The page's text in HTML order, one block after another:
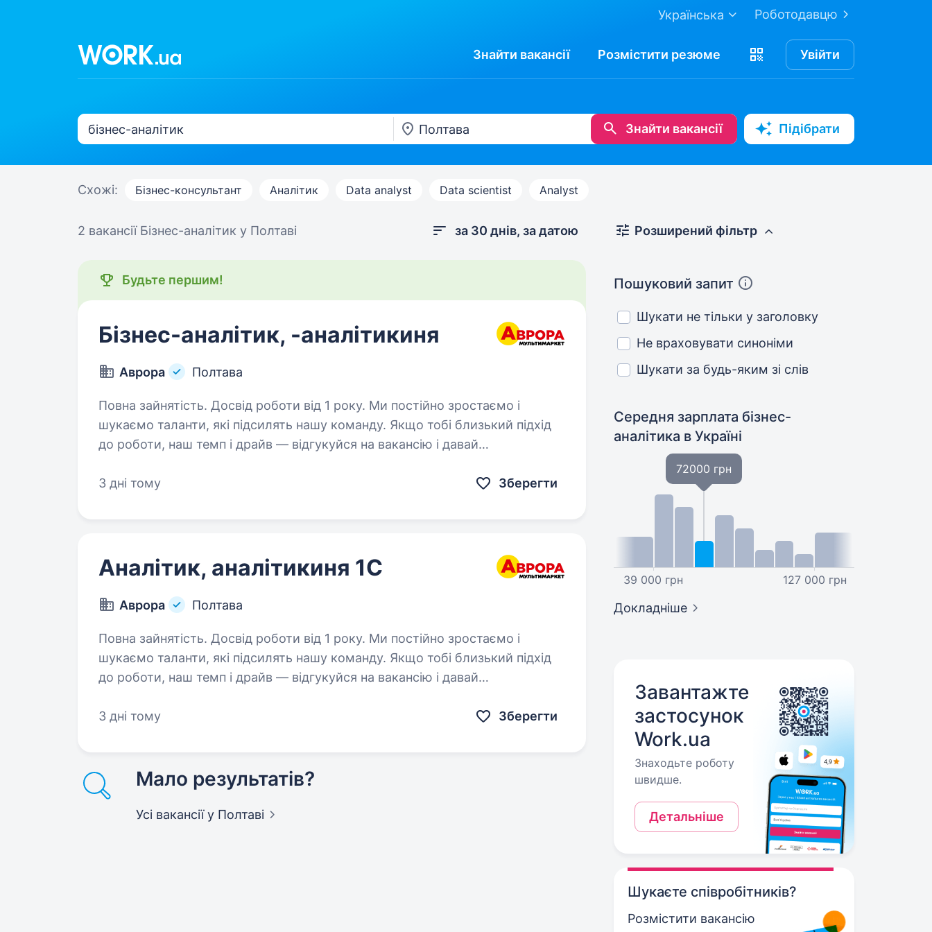
Роботодавцю
Українська
Знайти вакансії Розмістити резюме Увійти
Знайти вакансії Підібрати
Схожі: Бізнес-консультант Аналітик Data analyst Data scientist Analyst
2 вакансії Бізнес-аналітик у Полтаві за 30 днів, за датою
Будьте першим!
Бізнес-аналітик, -аналітикиня
Аврора Полтава
Повна зайнятість. Досвід роботи від 1 року. Ми постійно зростаємо і
шукаємо таланти, які підсилять нашу команду. Якщо тобі близький підхід
до роботи, наш темп і драйв — відгукуйся на вакансію і давай
3 дні тому
Зберегти
Аналітик, аналітикиня 1С
Аврора Полтава
Повна зайнятість. Досвід роботи від 1 року. Ми постійно зростаємо і
шукаємо таланти, які підсилять нашу команду. Якщо тобі близький підхід
до роботи, наш темп і драйв — відгукуйся на вакансію і давай
3 дні тому
Зберегти
Мало результатів?
Усі вакансіїу Полтаві
Розширений фільтр
Пошуковий запит
Шукати не тільки у заголовку
Не враховувати синоніми
Шукати за будь-яким зі слів
Середня зарплата бізнес-
аналітика в Україні
39 000 грн
72000 грн
127 000 грн
Докладніше
Завантажте
застосунок
Work.ua
Знаходьте роботу
швидше.
Детальніше
Шукаєте співробітників?
Розмістити вакансію